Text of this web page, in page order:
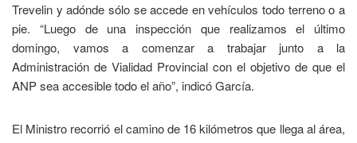
Trevelin y adónde sólo se accede en vehículos todo terreno o a
pie. “Luego de una inspección que realizamos el último
domingo, vamos a comenzar a trabajar junto a la
Administración de Vialidad Provincial con el objetivo de que el
ANP sea accesible todo el año”, indicó García.
El Ministro recorrió el camino de 16 kilómetros que llega al área,